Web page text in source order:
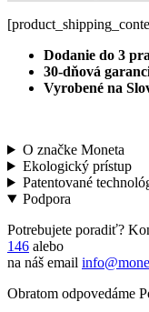
Dodanie do 3
30-dňová
Vyrobené na
O značke Moneta
Ekologický prístup
Patentované
Podpora
Potrebujete poradiť?
146 alebo
na náš email
Obratom odpovedáme